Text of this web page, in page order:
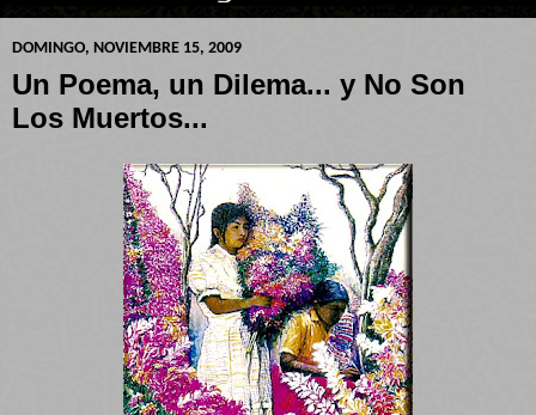
DOMINGO, NOVIEMBRE 15, 2009
Un Poema, un Dilema... y No Son
Los Muertos...